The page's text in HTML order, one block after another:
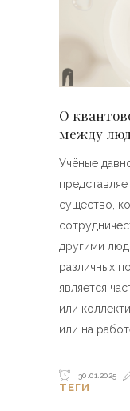
О
между
Учёные
существо,
другими
различных
является
или
или на
30.01.2025
ТЕГИ